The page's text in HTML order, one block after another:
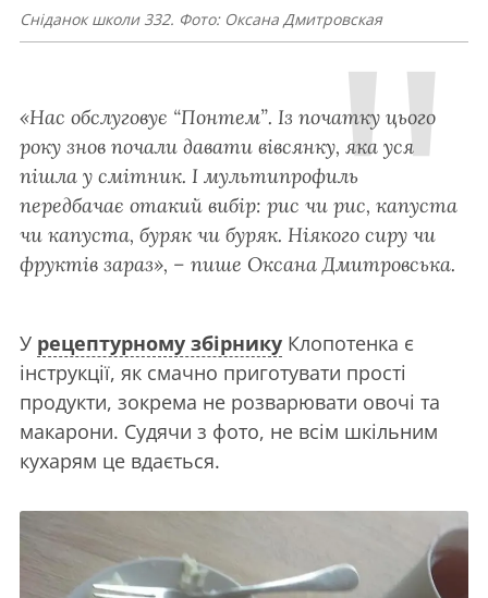
Сніданок школи 332. Фото: Оксана Дмитровская
«Нас обслуговує “Понтем”. Із початку цього
року знов почали давати вівсянку, яка уся
пішла у смітник. І мультипрофиль
передбачає отакий вибір: рис чи рис, капуста
чи капуста, буряк чи буряк. Ніякого сиру чи
фруктів зараз», – пише Оксана Дмитровська.
У рецептурному збірнику Клопотенка є
інструкції, як смачно приготувати прості
продукти, зокрема не розварювати овочі та
макарони. Судячи з фото, не всім шкільним
кухарям це вдається.